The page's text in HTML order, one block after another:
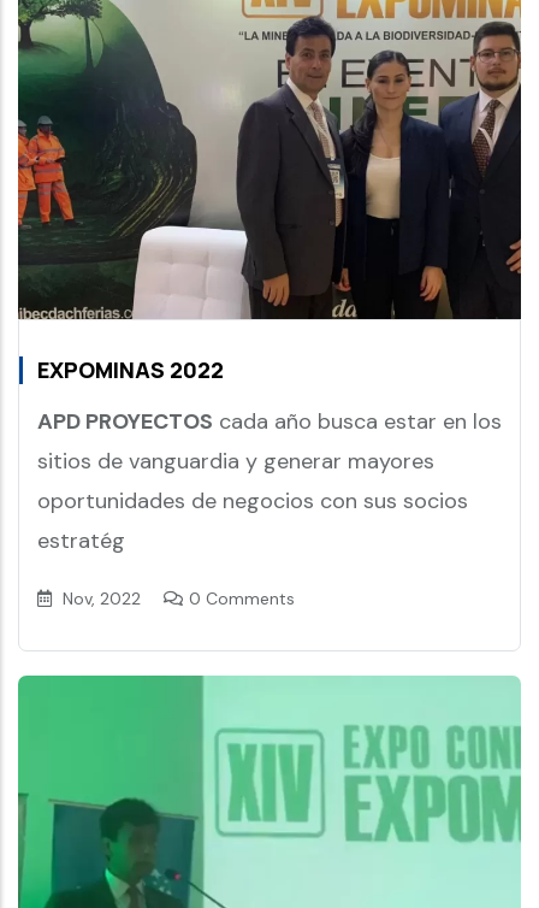
EXPOMINAS 2022
APD PROYECTOS cada año busca estar en los
sitios de vanguardia y generar mayores
oportunidades de negocios con sus socios
estratég
Nov, 2022 0 Comments